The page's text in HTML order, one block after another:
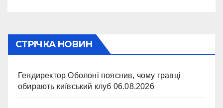
СТРІЧКА НОВИН
Гендиректор Оболоні пояснив, чому гравці
обирають київський клуб 06.08.2026